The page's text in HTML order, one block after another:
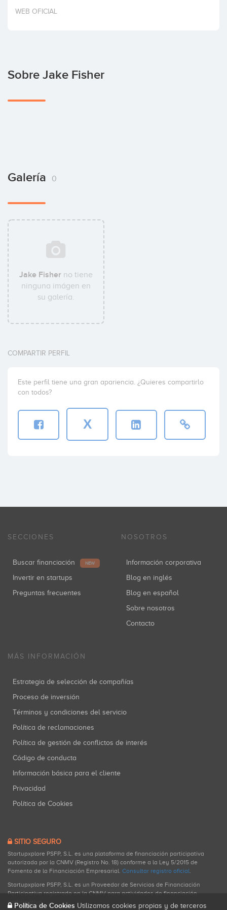
Invertir
WEB OFICIAL
Sobre Jake Fisher
Galería 0
Jake Fisher no tiene
ninguna imágen en
su galería.
COMPARTIR PERFIL
Este perfil tiene una gran apariencia. ¿Quieres compartirlo
con todos?
X
SECCIONES
Buscar financiación NEW
Invertir en startups
Preguntas frecuentes
NOSOTROS
Información corporativa
Blog en inglés
Blog en español
Sobre nosotros
Contacto
MÁS INFORMACIÓN
Estrategia de selección de compañías
Proceso de inversión
Términos y condiciones del servicio
Política de reclamaciones
Política de gestión de conflictos de interés
Código de conducta
Información básica para el cliente
Privacidad
Política de Cookies
SITIO SEGURO
Startupxplore PSFP, S.L. es una plataforma de financiación participativa
autorizada por la CNMV (Registro No. 18) conforme a la Ley 5/2015 de
Fomento de la Financiación Empresarial. Consultar registro oficial.
Startupxplore PSFP, S.L. es un Proveedor de Servicios de Financiación
Participativa registrado en la CNMV para actividades de financiación
participativa.
Política de Cookies Utilizamos cookies propias y de terceros